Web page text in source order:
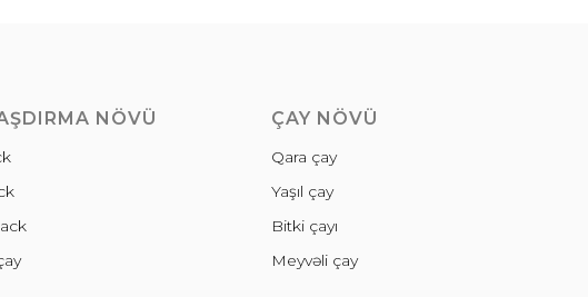
NÖVÜ ÇAY NÖVÜ
Qara çay
Yaşıl çay
Bitki çayı
Meyvəli çay